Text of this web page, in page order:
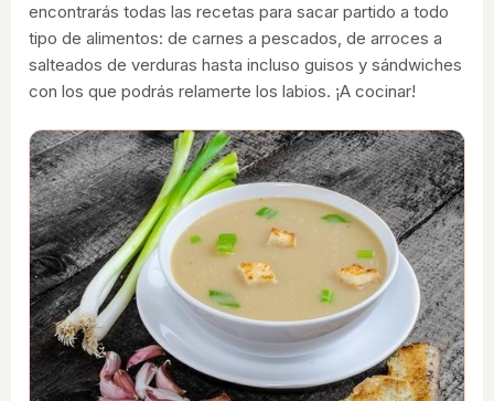
encontrarás todas las recetas para sacar partido a todo
tipo de alimentos: de carnes a pescados, de arroces a
salteados de verduras hasta incluso guisos y sándwiches
con los que podrás relamerte los labios. ¡A cocinar!